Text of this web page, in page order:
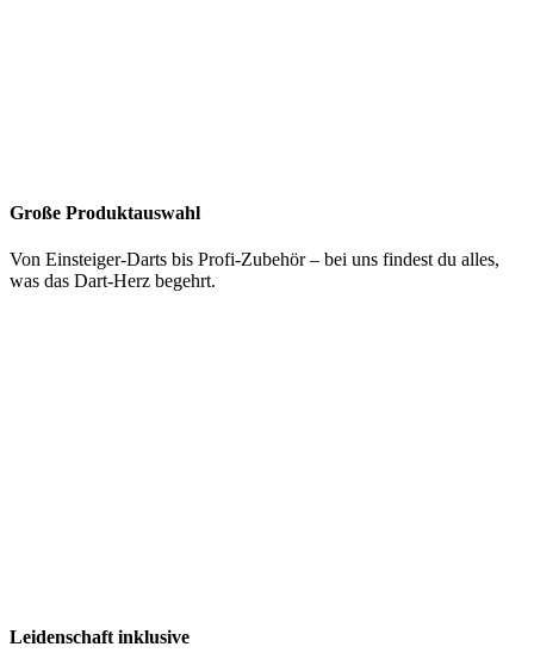
Große Produktauswahl
Von Einsteiger-Darts bis Profi-Zubehör – bei uns findest du alles,
was das Dart-Herz begehrt.
Leidenschaft inklusive